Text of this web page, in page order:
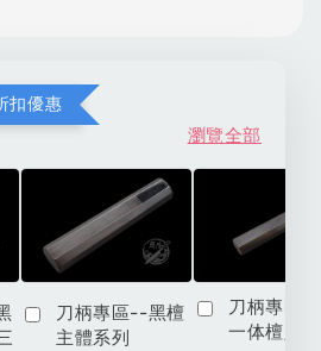
扣優惠
瀏覽全部
刀柄專區--黑檀
主體系列
刀柄專區
一体檀八